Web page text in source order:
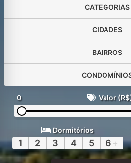
CATEGORIAS
CIDADES
BAIRROS
0 Valor
Dormitórios
1 2 3 4 5 6 +